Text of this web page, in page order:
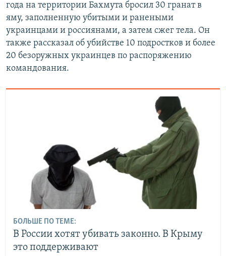
года на территории Бахмута бросил 30 гранат в
яму, заполненную убитыми и ранеными
украинцами и россиянами, а затем сжег тела. Он
также рассказал об убийстве 10 подростков и более
20 безоружных украинцев по распоряжению
командования.
БОЛЬШЕ ПО ТЕМЕ:
В России хотят убивать законно. В Крыму
это поддерживают